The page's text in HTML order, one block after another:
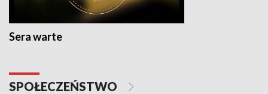
Sera warte
SPOŁECZEŃSTWO